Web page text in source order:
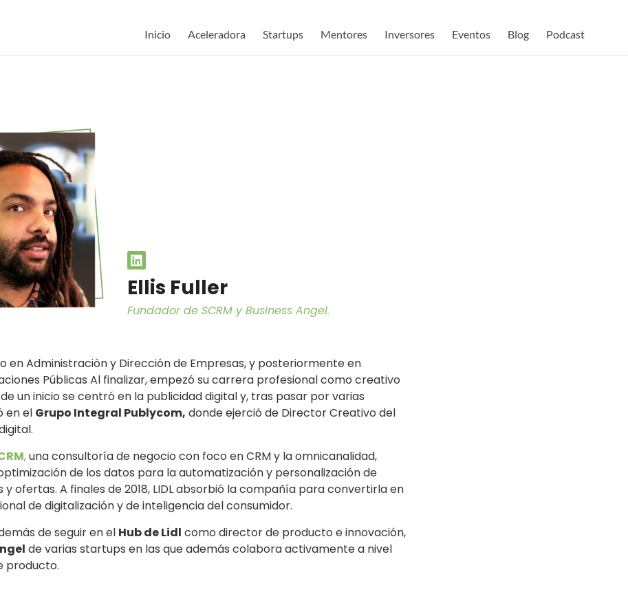
Inicio Aceleradora Startups Mentores Inversores Eventos Blog Podcast
Ellis Fuller
Fundador de SCRM y Business Angel.
en Administración y Dirección de Empresas, y posteriormente en
Públicas Al finalizar, empezó su carrera profesional como creativo
un inicio se centró en la publicidad digital y, tras pasar por varias
en el Grupo Integral Publycom, donde ejerció de Director Creativo del
,una consultoría de negocio con foco en CRM y la omnicanalidad,
de los datos para la automatización y personalización de
ofertas. A finales de 2018, LIDL absorbió la compañía para convertirla en
de digitalización y de inteligencia del consumidor.
de seguir en el Hub de Lidl como director de producto e innovación,
de varias startups en las que además colabora activamente a nivel
producto.